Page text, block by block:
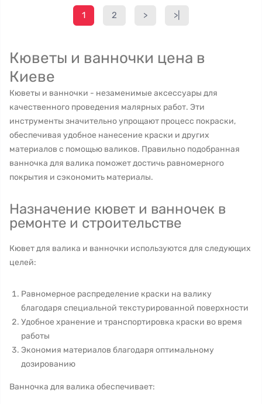
1 2 > >|
Кюветы и ванночки цена в
Киеве
Кюветы и ванночки - незаменимые аксессуары для
качественного проведения малярных работ. Эти
инструменты значительно упрощают процесс покраски,
обеспечивая удобное нанесение краски и других
материалов с помощью валиков. Правильно подобранная
ванночка для валика поможет достичь равномерного
покрытия и сэкономить материалы.
Назначение кювет и ванночек в
ремонте и строительстве
Кювет для валика и ванночки используются для следующих
целей:
Равномерное распределение краски на валику
благодаря специальной текстурированной поверхности
Удобное хранение и транспортировка краски во время
работы
Экономия материалов благодаря оптимальному
дозированию
Ванночка для валика обеспечивает: